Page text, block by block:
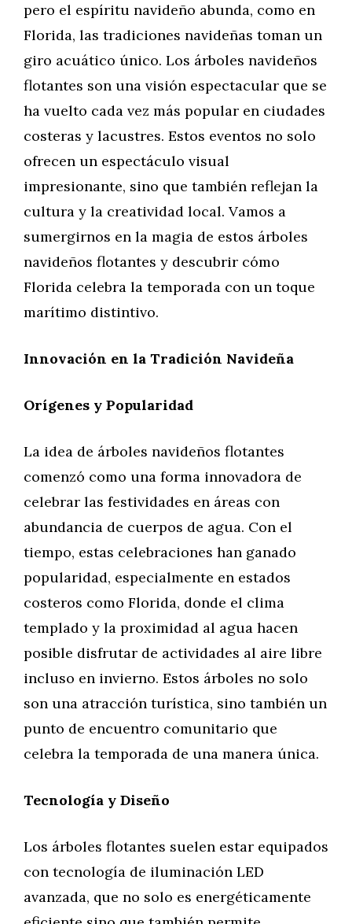
pero el espíritu navideño abunda, como en
Florida, las tradiciones navideñas toman un
giro acuático único. Los árboles navideños
flotantes son una visión espectacular que se
ha vuelto cada vez más popular en ciudades
costeras y lacustres. Estos eventos no solo
ofrecen un espectáculo visual
impresionante, sino que también reflejan la
cultura y la creatividad local. Vamos a
sumergirnos en la magia de estos árboles
navideños flotantes y descubrir cómo
Florida celebra la temporada con un toque
marítimo distintivo.
Innovación en la Tradición Navideña
Orígenes y Popularidad
La idea de árboles navideños flotantes
comenzó como una forma innovadora de
celebrar las festividades en áreas con
abundancia de cuerpos de agua. Con el
tiempo, estas celebraciones han ganado
popularidad, especialmente en estados
costeros como Florida, donde el clima
templado y la proximidad al agua hacen
posible disfrutar de actividades al aire libre
incluso en invierno. Estos árboles no solo
son una atracción turística, sino también un
punto de encuentro comunitario que
celebra la temporada de una manera única.
Tecnología y Diseño
Los árboles flotantes suelen estar equipados
con tecnología de iluminación LED
avanzada, que no solo es energéticamente